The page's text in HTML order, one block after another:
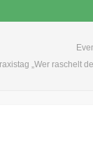
„Wer raschelt